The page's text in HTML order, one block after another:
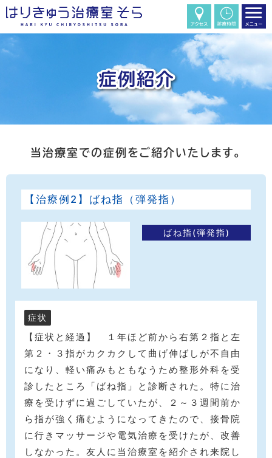
当治療室での症例をご紹介いたします。
【治療例2】ばね指（弾発指）
ばね指(弾発指)
症状
【症状と経過】 １年ほど前から右第２指と左
第２・３指がカクカクして曲げ伸ばしが不自由
になり、軽い痛みもともなうため整形外科を受
診したところ「ばね指」と診断された。特に治
療を受けずに過ごしていたが、２～３週間前か
ら指が強く痛むようになってきたので、接骨院
に行きマッサージや電気治療を受けたが、改善
しなかった。友人に当治療室を紹介され来院し